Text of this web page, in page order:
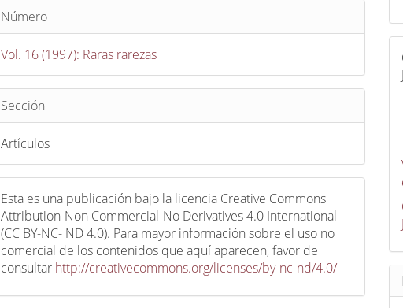
Número
Vol. 16 (1997): Raras rarezas
Sección
Artículos
Esta es una publicación bajo la licencia Creative Commons
Attribution-Non Commercial-No Derivatives 4.0 International
(CC BY-NC- ND 4.0). Para mayor información sobre el uso no
comercial de los contenidos que aquí aparecen, favor de
consultar http://creativecommons.org/licenses/by-nc-nd/4.0/
t
i